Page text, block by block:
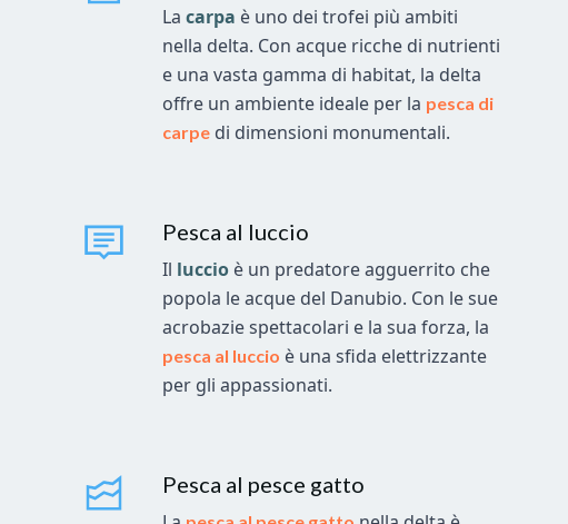
Lacarpa è uno dei trofei più ambiti
nella delta. Con acque ricche di nutrienti
e una vasta gamma di habitat, la delta
offre un ambiente ideale per la pesca di
carpe di dimensioni monumentali.
Pesca al luccio
Il luccio è un predatore agguerrito che
popola le acque del Danubio. Con le sue
acrobazie spettacolari e la sua forza, la
pesca al luccio è una sfida elettrizzante
per gli appassionati.
Pesca al pesce gatto